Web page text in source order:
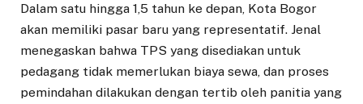
Dalam satu hingga 1,5 tahun ke depan, Kota Bogor
akan memiliki pasar baru yang representatif. Jenal
menegaskan bahwa TPS yang disediakan untuk
pedagang tidak memerlukan biaya sewa, dan proses
pemindahan dilakukan dengan tertib oleh panitia yang